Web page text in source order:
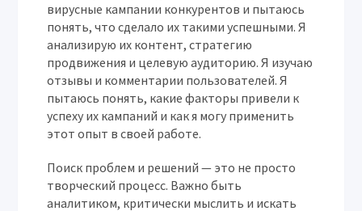
вирусные кампании конкурентов и пытаюсь
понять, что сделало их такими успешными. Я
анализирую их контент, стратегию
продвижения и целевую аудиторию. Я изучаю
отзывы и комментарии пользователей. Я
пытаюсь понять, какие факторы привели к
успеху их кампаний и как я могу применить
этот опыт в своей работе.
Поиск проблем и решений — это не просто
творческий процесс. Важно быть
аналитиком, критически мыслить и искать